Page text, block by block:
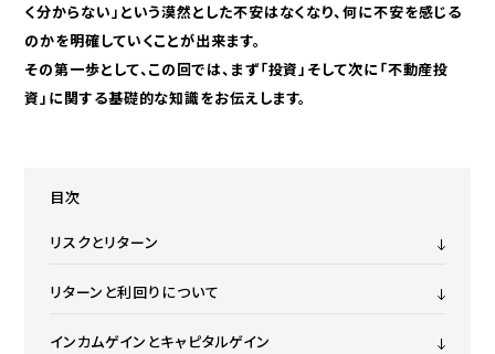
く分からない」という漠然とした不安はなくなり、何に不安を感じる
のかを明確していくことが出来ます。
その第一歩として、この回では、まず「投資」そして次に「不動産投
資」に関する基礎的な知識をお伝えします。
目次
リスクとリターン
リターンと利回りについて
インカムゲインとキャピタルゲイン